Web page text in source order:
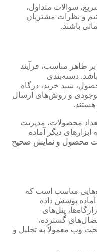
سوالات متداول،
و نظرات مشتریان
باشند.
بر ظاهر مناسب، فرآیند
دسته‌بندی
سبد خرید، درگاه
و روش‌های ارسال
محصولات، مدیریت
دیگر آماده
محصول و نمایش صحیح
مناسب است که
آماده پوشش داده
پنل‌های
گسترده،
وب معمولاً به تحلیل و